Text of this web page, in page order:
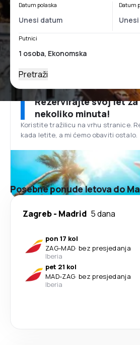
Datum polaska Datum
Putnici
Pretraži
Rezervirajte svoj let za
nekoliko minuta!
Koristite tražilicu na vrhu stranice.
kada letite, a mi ćemo obaviti ostalo.
Posebne ponude letova do
Zagreb- Madrid 5 dana
pon 17 kol
ZAG-MAD· bez presjedanja
Iberia
pet 21 kol
MAD-ZAG· bez presjedanja
Iberia